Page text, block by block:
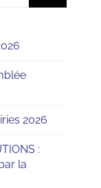
2026
:
la